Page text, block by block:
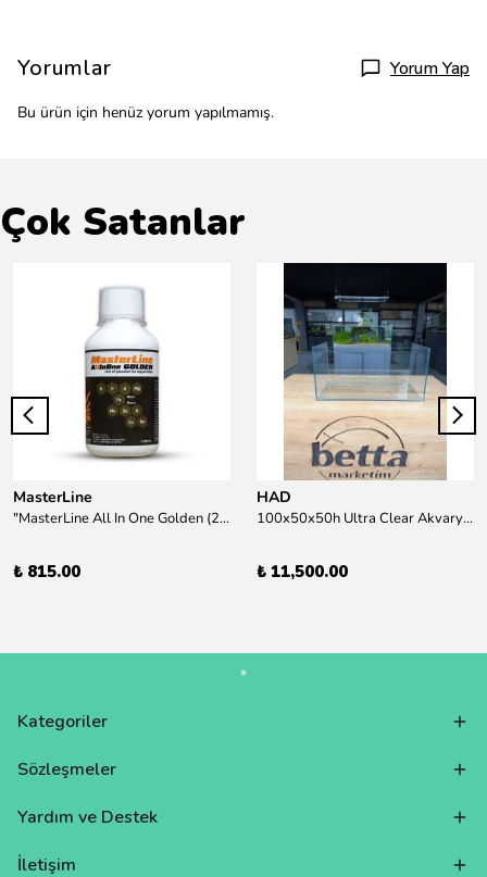
Yorumlar Yorum Yap
Bu ürün için henüz yorum yapılmamış.
Çok Satanlar
MasterLine
"MasterLine All In One Golden (200 ml) Daha yüksek zorluk derecesine sahip bitkiler için Özel formül Tam Besin "
₺ 815.00
HAD
100x50x50h Ultra Clear Akvaryum 10mm 90derece Birleşim /Sadece Otobüs Kargosu ile Gönderim Yapılır !
₺ 11,500.00
Kategoriler
Sözleşmeler
Yardım ve Destek
İletişim